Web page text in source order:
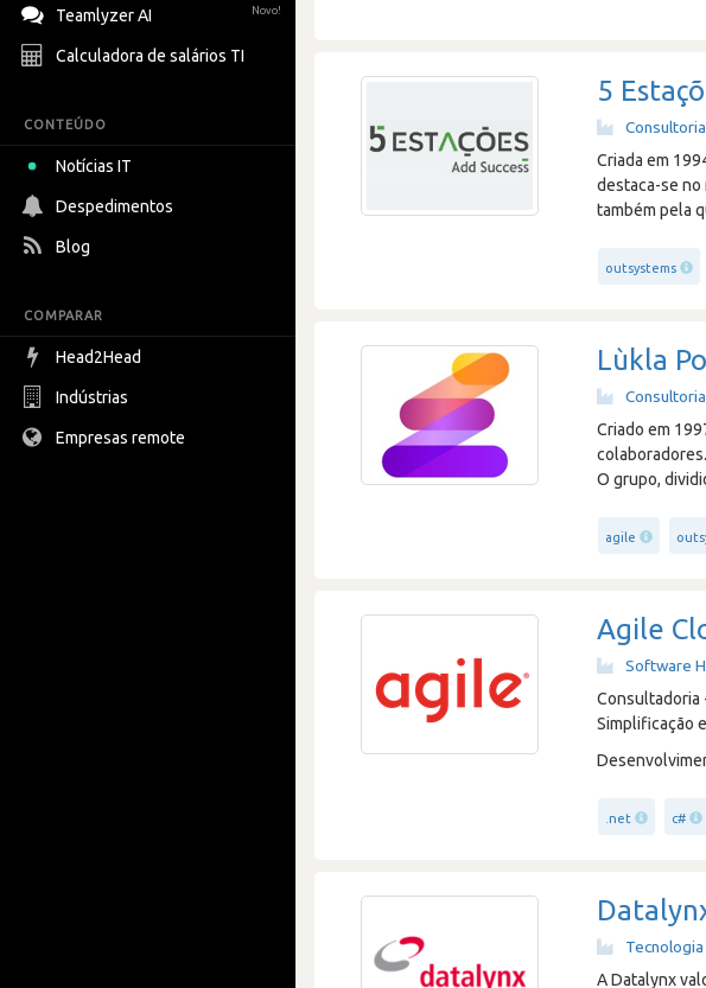
Teamlyzer AI Novo!
Calculadora de salários TI
CONTEÚDO
Notícias IT
Despedimentos
Blog
COMPARAR
Head2Head
Indústrias
Empresas remote
5
Criada em
destaca-se no
também pela
outsystems
Lùkla
Criado em
O grupo,
agile
Agile
Software
Consultadoria
Simplificação
.net c#
A Datalynx